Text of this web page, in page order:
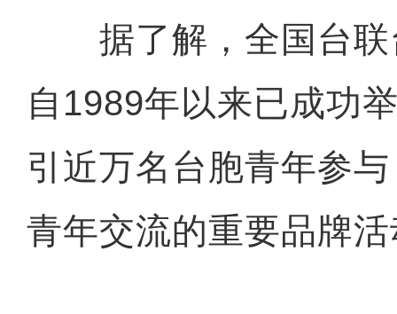
据了解，全国台联
自1989年以来已成功
引近万名台胞青年参
青年交流的重要品牌